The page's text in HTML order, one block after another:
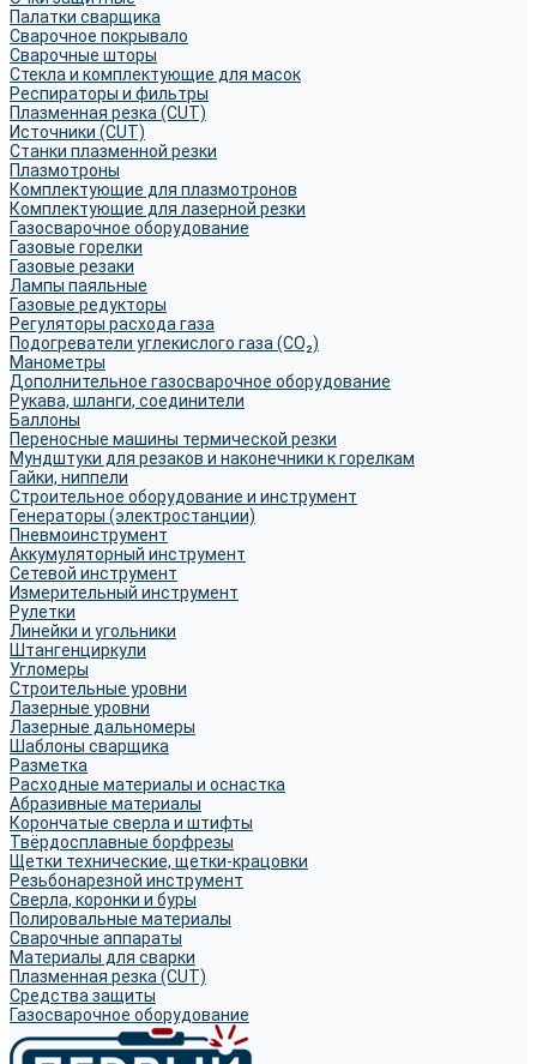
Палатки сварщика
Сварочное покрывало
Сварочные шторы
Стекла и комплектующие для масок
Респираторы и фильтры
Плазменная резка (CUT)
Источники (CUT)
Станки плазменной резки
Плазмотроны
Комплектующие для плазмотронов
Комплектующие для лазерной резки
Газосварочное оборудование
Газовые горелки
Газовые резаки
Лампы паяльные
Газовые редукторы
Регуляторы расхода газа
Подогреватели углекислого газа (CO₂)
Манометры
Дополнительное газосварочное оборудование
Рукава, шланги, соединители
Баллоны
Переносные машины термической резки
Мундштуки для резаков и наконечники к горелкам
Гайки, ниппели
Строительное оборудование и инструмент
Генераторы (электростанции)
Пневмоинструмент
Аккумуляторный инструмент
Сетевой инструмент
Измерительный инструмент
Рулетки
Линейки и угольники
Штангенциркули
Угломеры
Строительные уровни
Лазерные уровни
Лазерные дальномеры
Шаблоны сварщика
Разметка
Расходные материалы и оснастка
Абразивные материалы
Корончатые сверла и штифты
Твёрдосплавные борфрезы
Щетки технические, щетки-крацовки
Резьбонарезной инструмент
Сверла, коронки и буры
Полировальные материалы
Сварочные аппараты
Материалы для сварки
Плазменная резка (CUT)
Средства защиты
Газосварочное оборудование